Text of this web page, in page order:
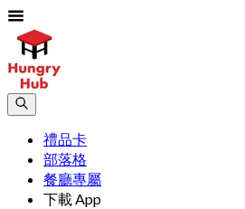
禮品卡
部落格
餐廳專屬
下載 App